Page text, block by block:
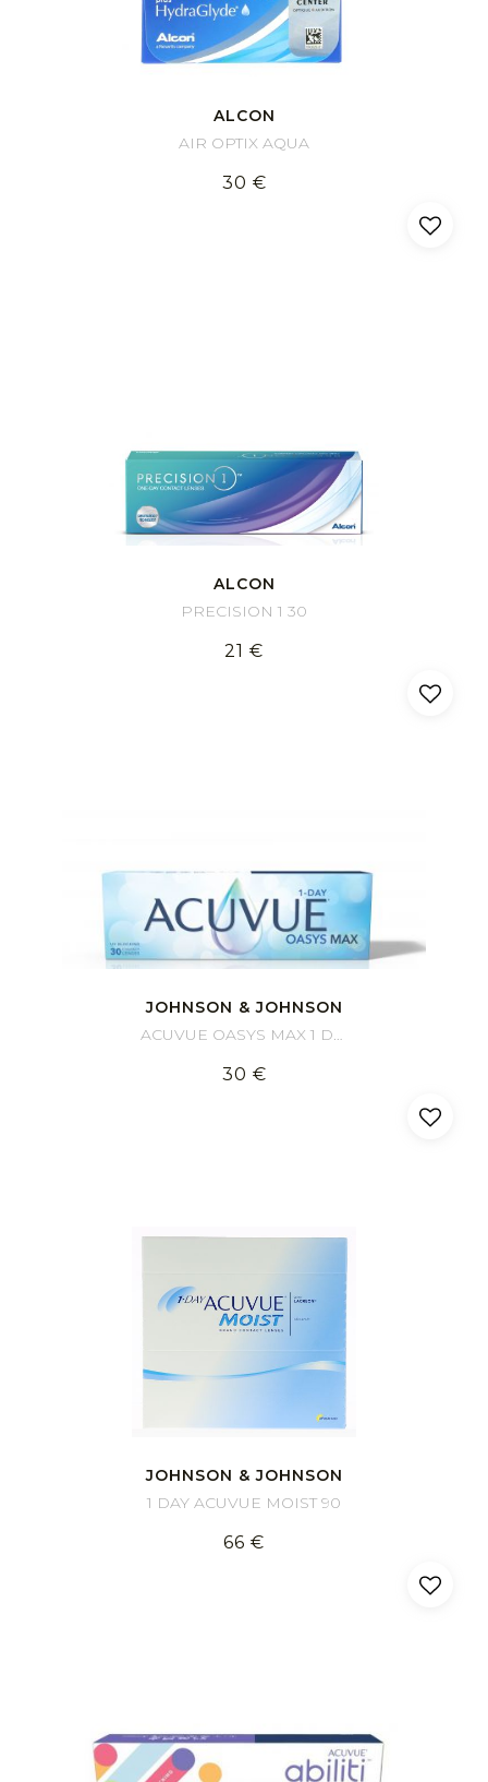
ALCON
AIR OPTIX AQUA
30 €
ALCON
PRECISION 1 30
21 €
JOHNSON & JOHNSON
ACUVUE OASYS MAX 1 Day 30
30 €
JOHNSON & JOHNSON
1 DAY ACUVUE MOIST 90
66 €